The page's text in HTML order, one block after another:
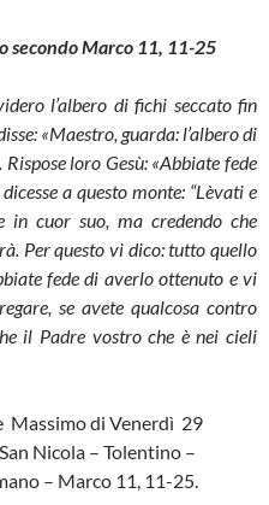
secondo Marco 11, 11-25
l’albero di fichi seccato fin
«Maestro, guarda: l’albero di
loro Gesù: «Abbiate fede
a questo monte: “Lèvati e
in cuor suo, ma credendo che
Per questo vi dico: tutto quello
fede di averlo ottenuto e vi
se avete qualcosa contro
il Padre vostro che è nei cieli
Massimo di Venerdì 29
Nicola – Tolentino –
– Marco 11, 11-25.